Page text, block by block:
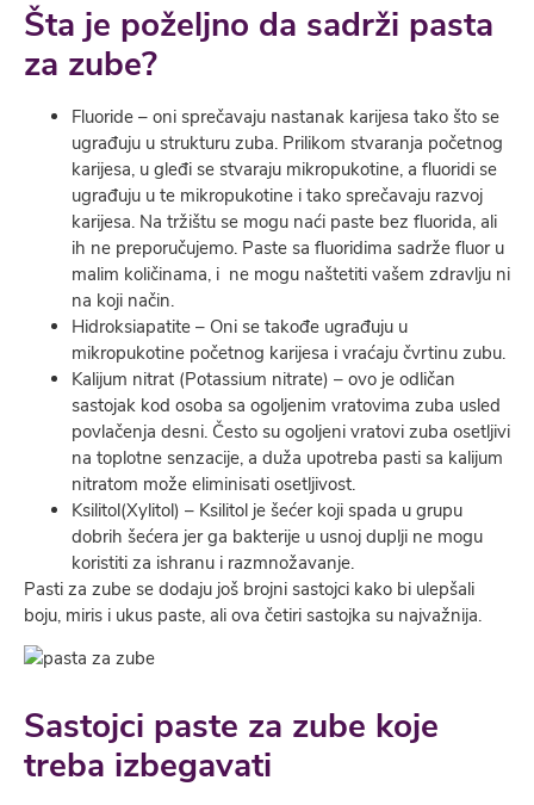
Šta je poželjno da sadrži pasta
za zube?
Fluoride – oni sprečavaju nastanak karijesa tako što se
ugrađuju u strukturu zuba. Prilikom stvaranja početnog
karijesa, u gleđi se stvaraju mikropukotine, a fluoridi se
ugrađuju u te mikropukotine i tako sprečavaju razvoj
karijesa. Na tržištu se mogu naći paste bez fluorida, ali
ih ne preporučujemo. Paste sa fluoridima sadrže fluor u
malim količinama, i ne mogu naštetiti vašem zdravlju ni
na koji način.
Hidroksiapatite – Oni se takođe ugrađuju u
mikropukotine početnog karijesa i vraćaju čvrtinu zubu.
Kalijum nitrat (Potassium nitrate) – ovo je odličan
sastojak kod osoba sa ogoljenim vratovima zuba usled
povlačenja desni. Često su ogoljeni vratovi zuba osetljivi
na toplotne senzacije, a duža upotreba pasti sa kalijum
nitratom može eliminisati osetljivost.
Ksilitol(Xylitol) – Ksilitol je šećer koji spada u grupu
dobrih šećera jer ga bakterije u usnoj duplji ne mogu
koristiti za ishranu i razmnožavanje.
Pasti za zube se dodaju još brojni sastojci kako bi ulepšali
boju, miris i ukus paste, ali ova četiri sastojka su najvažnija.
Sastojci paste za zube koje
treba izbegavati